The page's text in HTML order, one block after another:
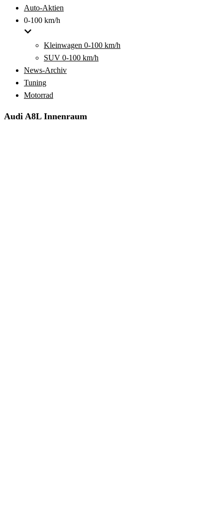
Auto-Aktien
0-100 km/h
Kleinwagen 0-100 km/h
SUV 0-100 km/h
News-Archiv
Tuning
Motorrad
Audi A8L Innenraum